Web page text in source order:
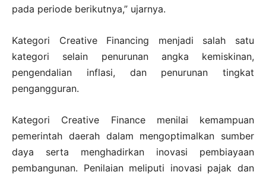
pada periode berikutnya,” ujarnya.
Kategori Creative Financing menjadi salah satu
kategori selain penurunan angka kemiskinan,
pengendalian inflasi, dan penurunan tingkat
pengangguran.
Kategori Creative Finance menilai kemampuan
pemerintah daerah dalam mengoptimalkan sumber
daya serta menghadirkan inovasi pembiayaan
pembangunan. Penilaian meliputi inovasi pajak dan